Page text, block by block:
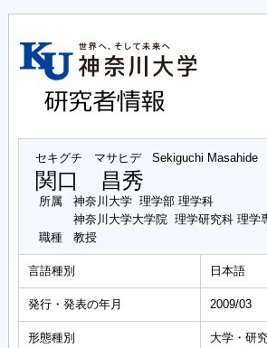
セキグチ マサヒデ Sekiguchi Masahide
関口 昌秀
所属
神奈川大学 理学部 理学科
神奈川大学大学院 理学研究科 理
職種
教授
言語種別 日本語
発行・発表の年月 2009/03
形態種別 大学・研